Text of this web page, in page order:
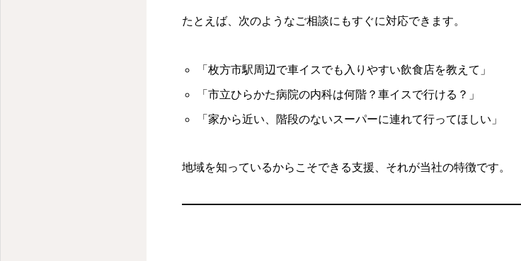
たとえば、次のようなご相談にもすぐに対応できます。
「枚方市駅周辺で車イスでも入りやすい飲食店を教えて」
「市立ひらかた病院の内科は何階？車イスで行ける？」
「家から近い、階段のないスーパーに連れて行ってほしい」
地域を知っているからこそできる支援、それが当社の特徴です。